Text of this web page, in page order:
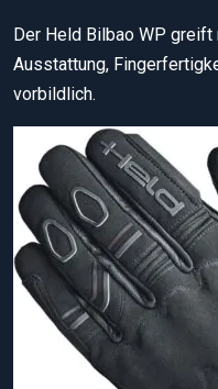
Der Held Bilbao WP
Ausstattung,
vorbildlich.